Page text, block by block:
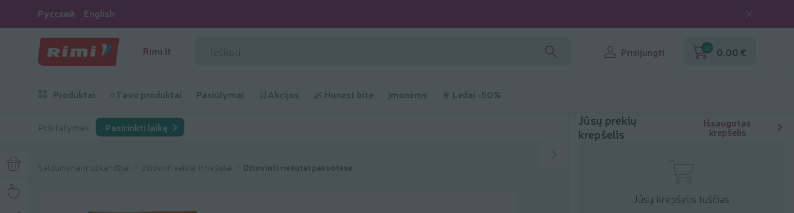
Русский English
Rimi.lt Prisijungti 0 0,00 €
Produktai ⭐Tavo produktai Pasiūlymai 🛒Akcijos 🌿 Honest bite Įmonėms 🍦 Ledai -50%
Pristatymas: Pasirinkti laiką
Saldumynai ir užkandžiai Džiovinti vaisiai ir riešutai Džiovinti riešutai pakuotėse
Jūsų prekių
krepšelis
Išsaugotas
krepšelis
Jūsų krepšelis tuščias